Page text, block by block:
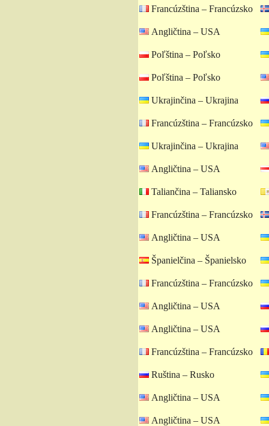
Francúzština – Francúzsko
Angličtina – USA
Poľština – Poľsko
Poľština – Poľsko
Ukrajinčina – Ukrajina
Francúzština – Francúzsko
Ukrajinčina – Ukrajina
Angličtina – USA
Taliančina – Taliansko
Francúzština – Francúzsko
Angličtina – USA
Španielčina – Španielsko
Francúzština – Francúzsko
Angličtina – USA
Angličtina – USA
Francúzština – Francúzsko
Ruština – Rusko
Angličtina – USA
Angličtina – USA